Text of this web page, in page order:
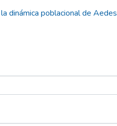
dinámica poblacional de Aedes